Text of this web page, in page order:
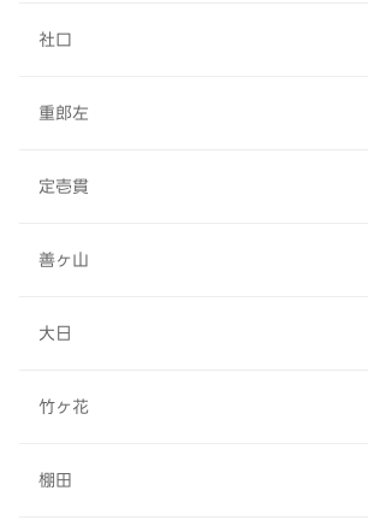
社口
重郎左
定壱貫
善ヶ山
大日
竹ヶ花
棚田